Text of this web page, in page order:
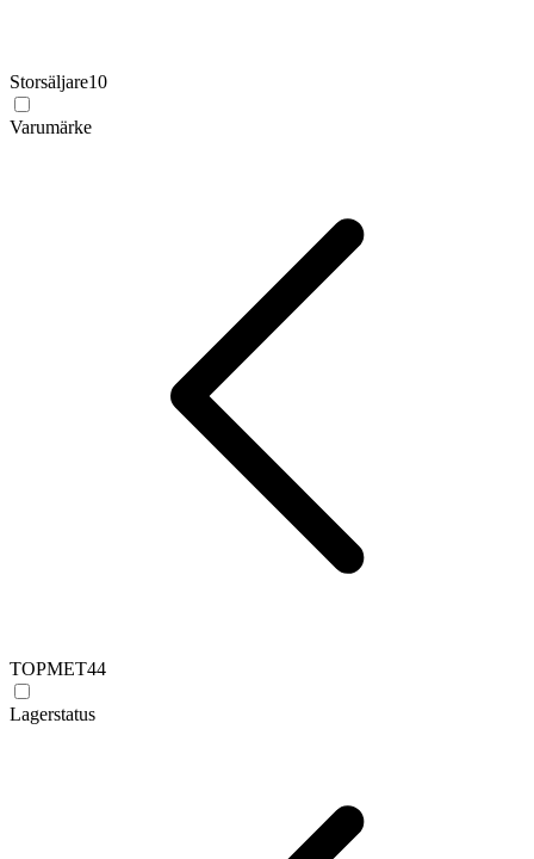
Storsäljare10
Varumärke
TOPMET44
Lagerstatus